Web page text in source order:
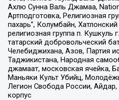
Ахлю Сунна Валь Джамаа,
Артподготовка, Религиозная
пахарь”, Колумбайн,
религиозная группа п. Кушкуль
татарский добровольческий
Челебиджихана, Азов, Партия
Таджикистана, Народная
джамаат, московская ячейка,
Маньяки Культ Убийц,
Легион Свобода России,
корпус